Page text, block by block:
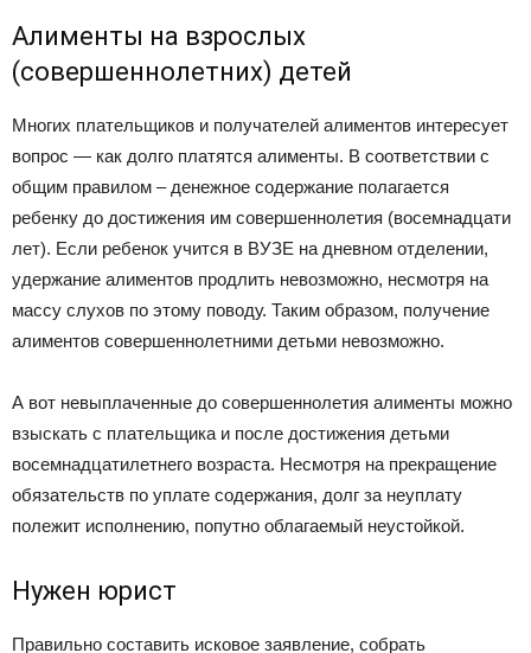
Алименты на взрослых
(совершеннолетних) детей
Многих плательщиков и получателей алиментов интересует
вопрос — как долго платятся алименты. В соответствии с
общим правилом – денежное содержание полагается
ребенку до достижения им совершеннолетия (восемнадцати
лет). Если ребенок учится в ВУЗЕ на дневном отделении,
удержание алиментов продлить невозможно, несмотря на
массу слухов по этому поводу. Таким образом, получение
алиментов совершеннолетними детьми невозможно.
А вот невыплаченные до совершеннолетия алименты можно
взыскать с плательщика и после достижения детьми
восемнадцатилетнего возраста. Несмотря на прекращение
обязательств по уплате содержания, долг за неуплату
полежит исполнению, попутно облагаемый неустойкой.
Нужен юрист
Правильно составить исковое заявление, собрать